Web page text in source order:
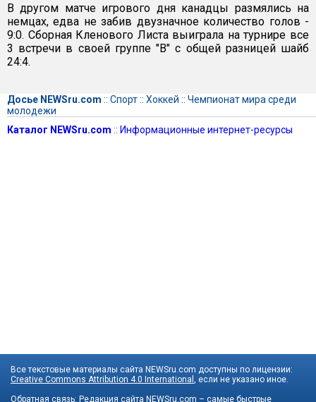
В другом матче игрового дня канадцы размялись на
немцах, едва не забив двузначное количество голов -
9:0. Сборная Кленового Листа выиграла на турнире все
3 встречи в своей группе "В" с общей разницей шайб
24:4.
Досье NEWSru.com :: Спорт:: Хоккей :: Чемпионат мира среди
молодежи
Каталог NEWSru.com :: Информационные интернет-ресурсы
Все текстовые материалы сайта NEWSru.com доступны по лицензии:
Creative Commons Attribution 4.0 International
, если не указано иное.
Обратная связь: Редакция сайта NEWSru.com – самые быстрые